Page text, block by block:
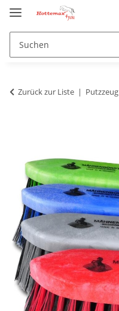
Zurück zur Liste Putzzeug